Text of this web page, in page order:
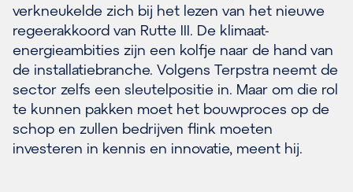
verkneukelde zich bij het lezen van het nieuwe
regeerakkoord van Rutte III. De klimaat-
energieambities zijn een kolfje naar de hand van
de installatiebranche. Volgens Terpstra neemt de
sector zelfs een sleutelpositie in. Maar om die rol
te kunnen pakken moet het bouwproces op de
schop en zullen bedrijven flink moeten
investeren in kennis en innovatie, meent hij.